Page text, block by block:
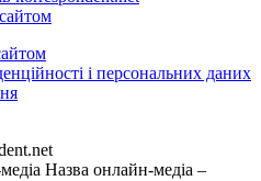
і персональних даних
Назва онлайн-медіа –